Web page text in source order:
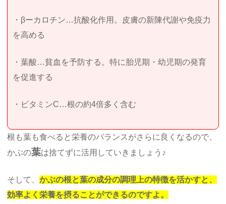
・βーカロチン…抗酸化作用。皮膚の新陳代謝や免疫力
を高める
・葉酸…貧血を予防する。特に胎児期・幼児期の発育
を促進する
・ビタミンC…根の約4倍多く含む
根も葉も食べると栄養のバランスがさらに良くなるので、
かぶの葉は捨てずに活用していきましょう♪
そして、かぶの根と葉の成分の調理上の特徴を活かすと、
効率よく栄養を摂ることができるのですよ。